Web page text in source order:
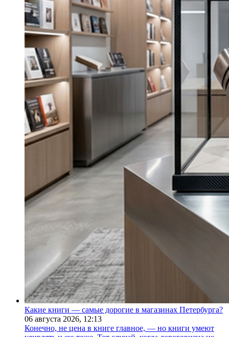
Какие книги — самые дорогие в магазинах Петербурга?
06 августа 2026, 12:13
Конечно, не цена в книге главное, — но книги умеют